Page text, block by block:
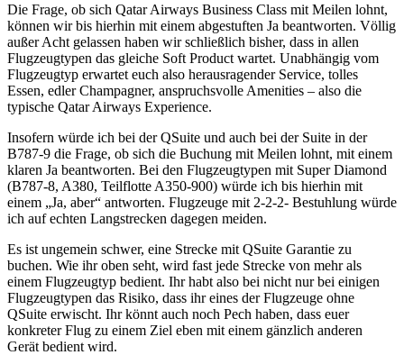
Die Frage, ob sich Qatar Airways Business Class mit Meilen lohnt,
können wir bis hierhin mit einem abgestuften Ja beantworten. Völlig
außer Acht gelassen haben wir schließlich bisher, dass in allen
Flugzeugtypen das gleiche Soft Product wartet. Unabhängig vom
Flugzeugtyp erwartet euch also herausragender Service, tolles
Essen, edler Champagner, anspruchsvolle Amenities – also die
typische Qatar Airways Experience.
Insofern würde ich bei der QSuite und auch bei der Suite in der
B787-9 die Frage, ob sich die Buchung mit Meilen lohnt, mit einem
klaren Ja beantworten. Bei den Flugzeugtypen mit Super Diamond
(B787-8, A380, Teilflotte A350-900) würde ich bis hierhin mit
einem „Ja, aber“ antworten. Flugzeuge mit 2-2-2- Bestuhlung würde
ich auf echten Langstrecken dagegen meiden.
Es ist ungemein schwer, eine Strecke mit QSuite Garantie zu
buchen. Wie ihr oben seht, wird fast jede Strecke von mehr als
einem Flugzeugtyp bedient. Ihr habt also bei nicht nur bei einigen
Flugzeugtypen das Risiko, dass ihr eines der Flugzeuge ohne
QSuite erwischt. Ihr könnt auch noch Pech haben, dass euer
konkreter Flug zu einem Ziel eben mit einem gänzlich anderen
Gerät bedient wird.